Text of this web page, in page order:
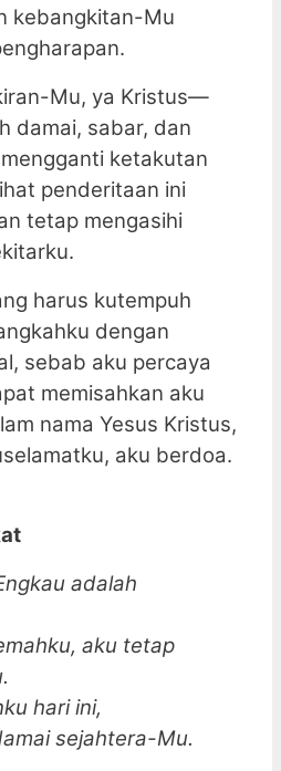
kebangkitan-Mu
Mu, ya Kristus—
damai, sabar, dan
ketakutan
penderitaan ini
tetap mengasihi
harus kutempuh
dengan
sebab aku percaya
memisahkan aku
nama Yesus Kristus,
aku berdoa.
adalah
aku tetap
hari ini,
sejahtera-Mu.